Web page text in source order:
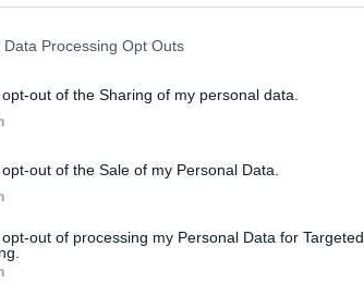
Data Processing Opt Outs
out of the Sharing of my personal data.
out of the Sale of my Personal Data.
out of processing my Personal Data for Targeted